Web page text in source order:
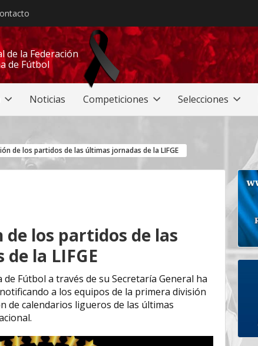
de la Federación
de Fútbol
Noticias Competiciones Selecciones
de los partidos de las últimas jornadas de la LIFGE
los partidos de las
la LIFGE
Fútbol a través de su Secretaría General ha
a los equipos de la primera división
de calendarios ligueros de las últimas